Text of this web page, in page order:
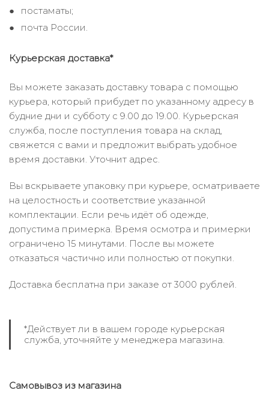
постаматы;
почта России.
Курьерская доставка*
Вы можете заказать доставку товара с помощью
курьера, который прибудет по указанному адресу в
будние дни и субботу с 9.00 до 19.00. Курьерская
служба, после поступления товара на склад,
свяжется с вами и предложит выбрать удобное
время доставки. Уточнит адрес.
Вы вскрываете упаковку при курьере, осматриваете
на целостность и соответствие указанной
комплектации. Если речь идёт об одежде,
допустима примерка. Время осмотра и примерки
ограничено 15 минутами. После вы можете
отказаться частично или полностью от покупки.
Доставка бесплатна при заказе от 3000 рублей.
*Действует ли в вашем городе курьерская
служба, уточняйте у менеджера магазина.
Самовывоз из магазина